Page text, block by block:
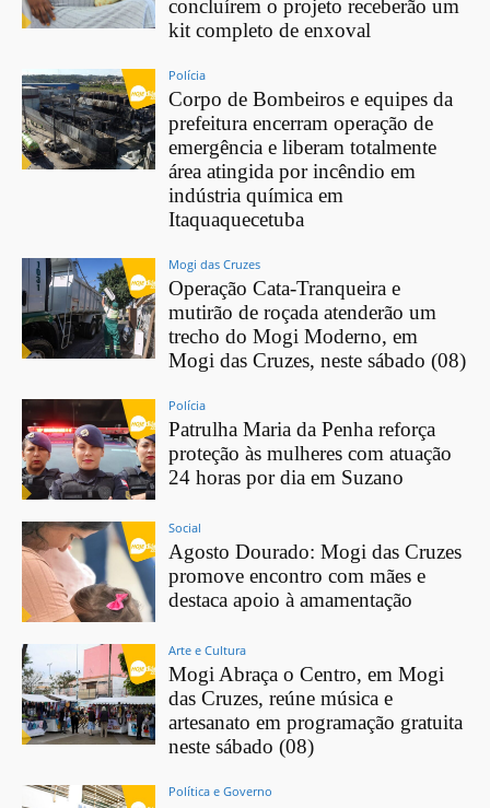
concluírem o projeto receberão um
kit completo de enxoval
Polícia
Corpo de Bombeiros e equipes da
prefeitura encerram operação de
emergência e liberam totalmente
área atingida por incêndio em
indústria química em
Itaquaquecetuba
Mogi das Cruzes
Operação Cata-Tranqueira e
mutirão de roçada atenderão um
trecho do Mogi Moderno, em
Mogi das Cruzes, neste sábado (08)
Polícia
Patrulha Maria da Penha reforça
proteção às mulheres com atuação
24 horas por dia em Suzano
Social
Agosto Dourado: Mogi das Cruzes
promove encontro com mães e
destaca apoio à amamentação
Arte e Cultura
Mogi Abraça o Centro, em Mogi
das Cruzes, reúne música e
artesanato em programação gratuita
neste sábado (08)
Política e Governo